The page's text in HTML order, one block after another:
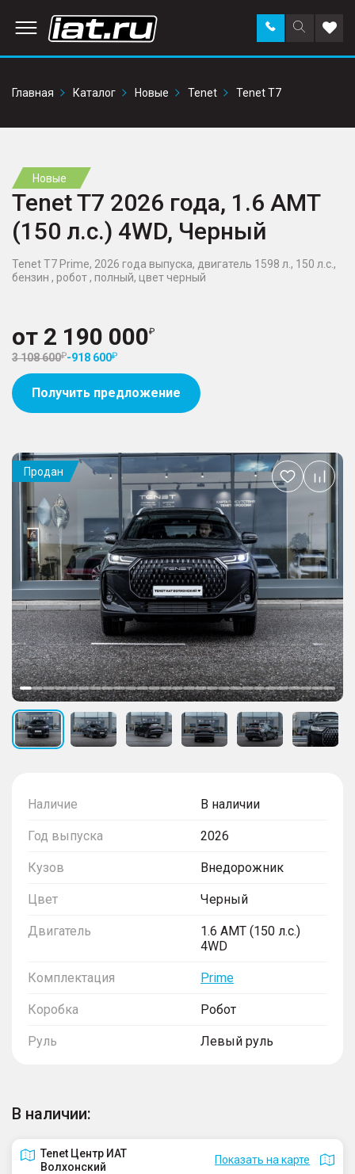
Поиск
по
Заказать
звонок в
Главная
Каталог Новые Tenet Tenet T7
Новые
Tenet T7 2026 года, 1.6 AMT
(150 л.с.) 4WD, Черный
Tenet T7 Prime, 2026 года выпуска, двигатель 1598 л., 150 л.с.,
бензин , робот , полный, цвет черный
от 2 190 000
3 108 600 -918 600
Получить предложение
Наличие В наличии
Год выпуска 2026
Кузов Внедорожник
Цвет Черный
Двигатель
1.6 AMT (150 л.с.)
4WD
Комплектация Prime
Коробка Робот
Руль Левый руль
В наличии:
Tenet Центр ИАТ
Волхонский
Показать на карте
Продан
Добавить
в
избранное